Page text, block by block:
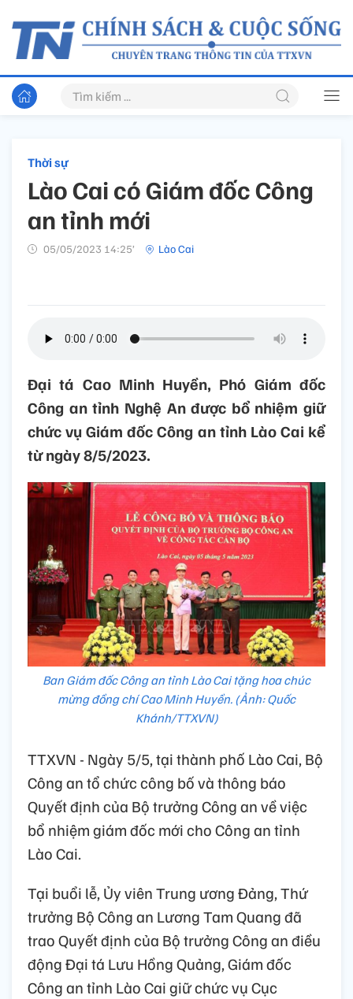
Thời sự
Lào Cai có Giám đốc Công
an tỉnh mới
05/05/2023 14:25’ Lào Cai
Đại tá Cao Minh Huyền, Phó Giám đốc
Công an tỉnh Nghệ An được bổ nhiệm giữ
chức vụ Giám đốc Công an tỉnh Lào Cai kể
từ ngày 8/5/2023.
Ban Giám đốc Công an tỉnh Lào Cai tặng hoa chúc
mừng đồng chí Cao Minh Huyền. (Ảnh: Quốc
Khánh/TTXVN)
TTXVN - Ngày 5/5, tại thành phố Lào Cai, Bộ
Công an tổ chức công bố và thông báo
Quyết định của Bộ trưởng Công an về việc
bổ nhiệm giám đốc mới cho Công an tỉnh
Lào Cai.
Tại buổi lễ, Ủy viên Trung ương Đảng, Thứ
trưởng Bộ Công an Lương Tam Quang đã
trao Quyết định của Bộ trưởng Công an điều
động Đại tá Lưu Hồng Quảng, Giám đốc
Công an tỉnh Lào Cai giữ chức vụ Cục